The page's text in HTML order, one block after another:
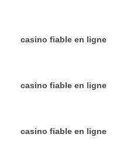
casino fiable en ligne
casino fiable en ligne
casino fiable en ligne